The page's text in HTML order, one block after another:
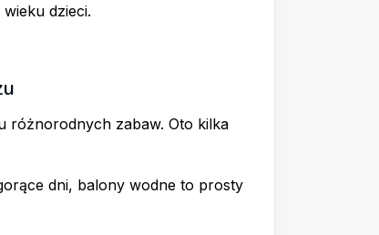
dzieci.
różnorodnych zabaw. Oto kilka
dni, balony wodne to prosty